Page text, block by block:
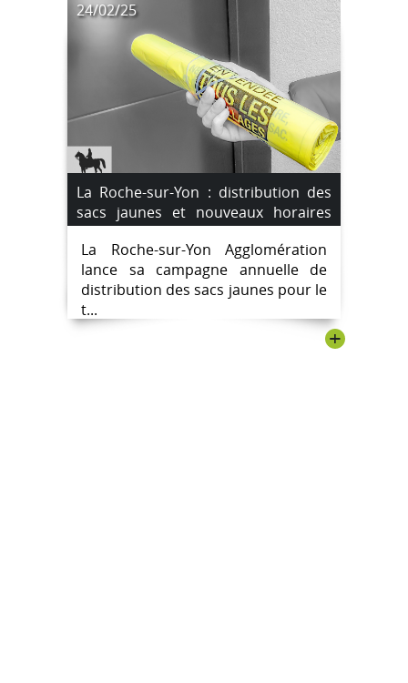
24/02/25
La Roche-sur-Yon : distribution des
sacs jaunes et nouveaux horaires
des déchèteries
La Roche-sur-Yon Agglomération
lance sa campagne annuelle de
distribution des sacs jaunes pour le
t...
+